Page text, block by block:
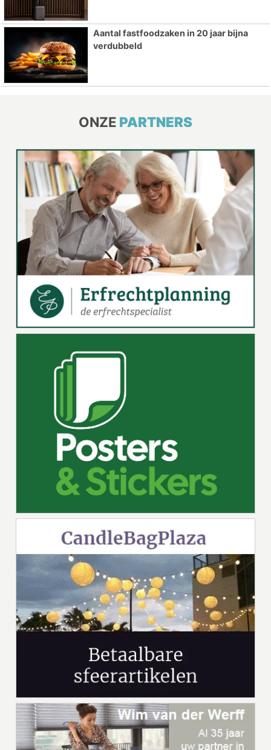
Aantal fastfoodzaken in 20 jaar bijna
verdubbeld
ONZE PARTNERS